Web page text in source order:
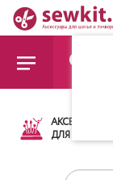
АКСЕССУАРЫ
ДЛЯ ШИТЬЯ